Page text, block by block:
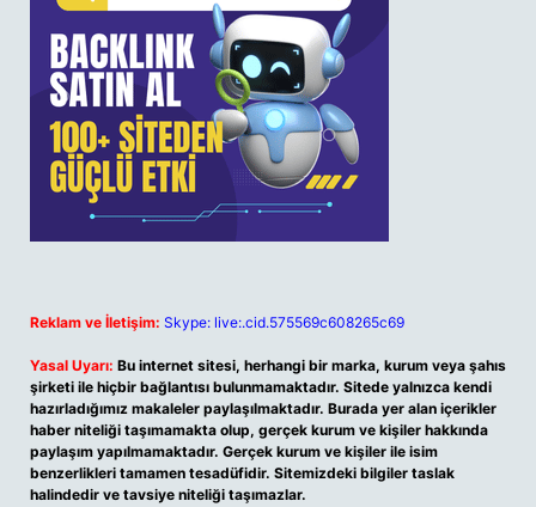
Reklam ve İletişim: Skype: live:.cid.575569c608265c69
Yasal Uyarı: Bu internet sitesi, herhangi bir marka, kurum veya şahıs
şirketi ile hiçbir bağlantısı bulunmamaktadır. Sitede yalnızca kendi
hazırladığımız makaleler paylaşılmaktadır. Burada yer alan içerikler
haber niteliği taşımamakta olup, gerçek kurum ve kişiler hakkında
paylaşım yapılmamaktadır. Gerçek kurum ve kişiler ile isim
benzerlikleri tamamen tesadüfidir. Sitemizdeki bilgiler taslak
halindedir ve tavsiye niteliği taşımazlar.